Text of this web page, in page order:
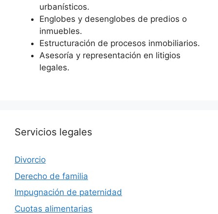
urbanísticos.
Englobes y desenglobes de predios o
inmuebles.
Estructuración de procesos inmobiliarios.
Asesoría y representación en litigios
legales.
Servicios legales
Divorcio
Derecho de familia
Impugnación de paternidad
Cuotas alimentarias